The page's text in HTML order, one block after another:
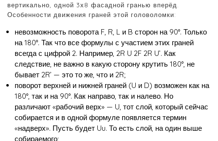
вертикально, одной 3х8 фасадной гранью вперёд.
Особенности движения граней этой головоломки:
невозможность поворота F, R, L и B сторон на 90°. Только
на 180°. Так что все формулы с участием этих граней
всегда с цифрой 2. Например, 2R U 2F 2R U’. Как
следствие, не важно в какую сторону крутить 180°, не
бывает 2R’ — это то же, что и 2R;
поворот верхней и нижней граней (U и D) возможен как на
180°, так и на 90°. Как направо, так и налево. Но
различают «рабочий верх» — U, тот слой, который сейчас
собирается и в одной формуле появляется термин
«надверх». Пусть будет Uu. То есть слой, на один выше
собираемого;